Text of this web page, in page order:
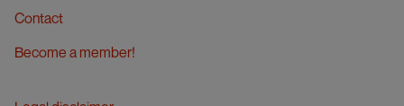
Contact
Become a member!